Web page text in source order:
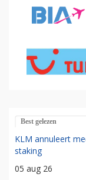
Best gelezen
KLM annuleert
staking
05 aug 26